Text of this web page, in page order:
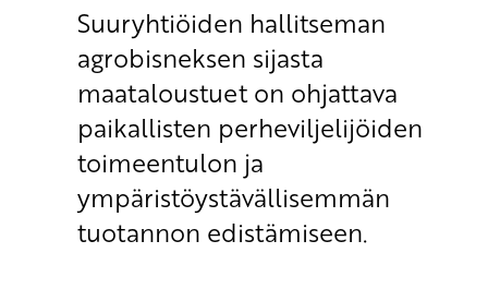
Suuryhtiöiden hallitseman
agrobisneksen sijasta
maataloustuet on ohjattava
paikallisten perheviljelijöiden
toimeentulon ja
ympäristöystävällisemmän
tuotannon edistämiseen.